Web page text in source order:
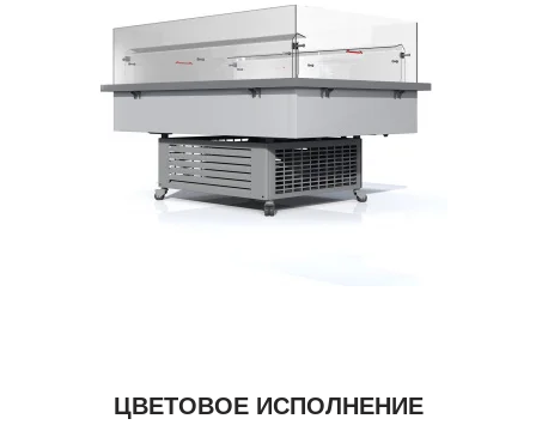
ЦВЕТОВОЕ ИСПОЛНЕНИЕ